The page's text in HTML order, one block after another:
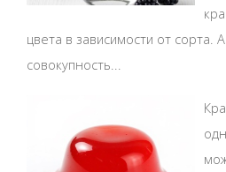
цвета в зависимости от сорта.
совокупность...